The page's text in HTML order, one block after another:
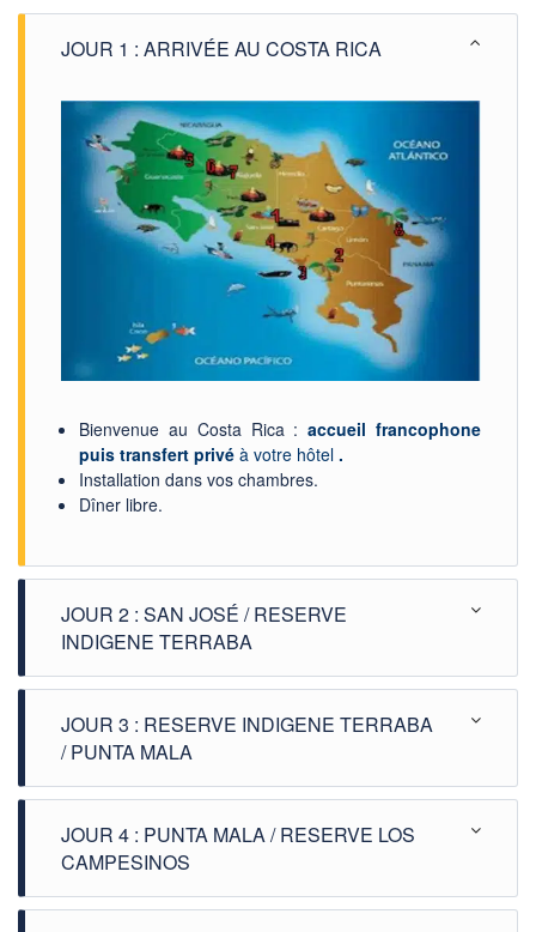
JOUR 1 : ARRIVÉE AU COSTA RICA
Bienvenue au Costa Rica :accueil francophone
puis transfert privé à votre hôtel .
Installation dans vos chambres.
Dîner libre.
JOUR 2 : SAN JOSÉ / RESERVE
INDIGENE TERRABA
JOUR 3 : RESERVE INDIGENE TERRABA
/ PUNTA MALA
JOUR 4 : PUNTA MALA / RESERVE LOS
CAMPESINOS